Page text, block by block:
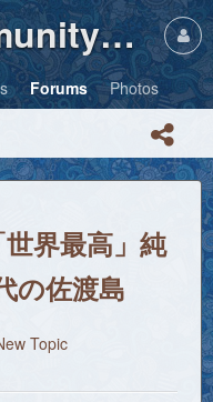
Insoler Community・Photos
Forums Photos
界最高」純
の佐渡島
Topic